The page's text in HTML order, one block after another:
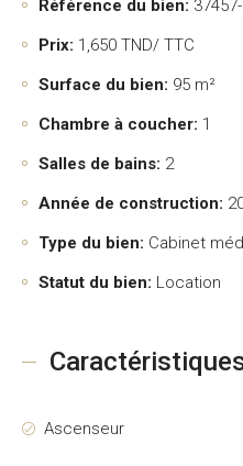
Référence du bien:
Prix: 1,650 TND/ TTC
Surface du bien: 95 m²
Chambre à coucher: 1
Salles de bains: 2
Année de construction:
Type du bien: Cabinet
Statut du bien: Location
Ascenseur